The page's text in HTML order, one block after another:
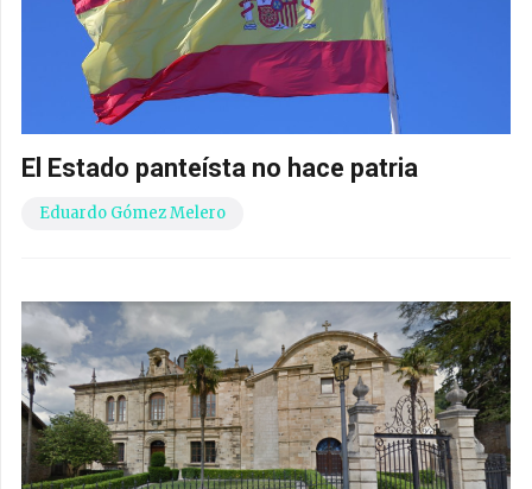
El Estado panteísta no hace patria
Eduardo Gómez Melero